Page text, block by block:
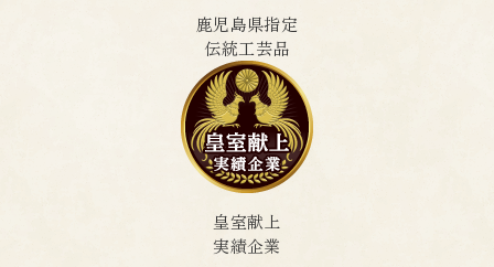
鹿児島県指定
伝統工芸品
皇室献上
実績企業